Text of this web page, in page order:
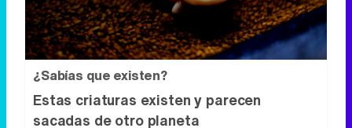
¿Sabías que existen?
Estas criaturas existen y parecen
sacadas de otro planeta